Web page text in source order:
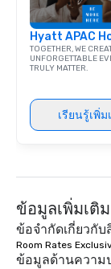
Hyatt APAC
TOGETHER, WE
UNFORGETTABLE
TRULY MATTER.
เรียนรู้เพิ่ม
ข้อมูลเพิ่มเติม
ข้อจำกัดเกี่ยวกั
Room Rates
ข้อมูลด้านความ